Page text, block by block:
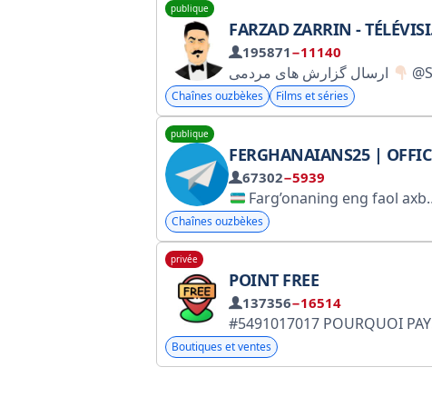
publique
FARZAD ZARRIN - TÉLÉVISION
195871−11140
Chaînes ouzbèkes Films et séries
publique
FERGHANAIANS25 | OFFICIEL
67302−5939
Farg’onaning eng faol axborot kanaliga xush kelibsiz!
Chaînes ouzbèkes
privée
POINT FREE
137356−16514
#5491017017 POURQUOI PAYER PLUS CHER ? Achetez la même chose à prix réduit ! Admin - @Fierce_Reaper (pour la promotion de la chaîne) Pour la promotion de produits : @Guurjo (merci d'envoyer un lien vers le produit) Lien pour les amis - https://t.me/pointfree_tg
Boutiques et ventes